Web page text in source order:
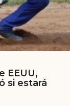
EEUU,
si estará